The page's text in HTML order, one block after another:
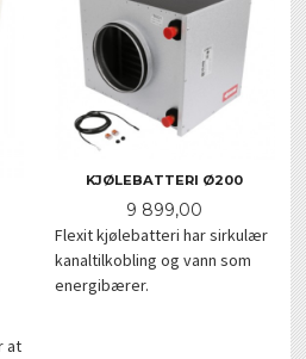
at
KJØLEBATTERI Ø200
Pris
9 899,00
Flexit kjølebatteri har sirkulær
kanaltilkobling og vann som
energibærer.